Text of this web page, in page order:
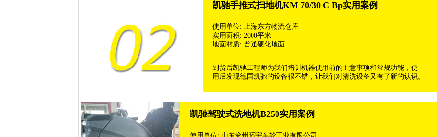
凯驰手推式扫地机KM 70/30 C Bp实用案例
使用单位: 上海东方物流仓库
实用面积: 2000平米
地面材质: 普通硬化地面
到货后凯驰工程师为我们培训机器使用前的主意事项和常规功能，使
用后发现德国凯驰的设备很不错，让我们对清洗设备又有了新的认识。
凯驰驾驶式洗地机B250实用案例
使用单位: 山东兖州环宇车轮工业有限公司